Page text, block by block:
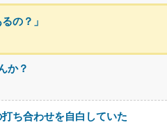
の？」
か？
ち合わせを自白していた